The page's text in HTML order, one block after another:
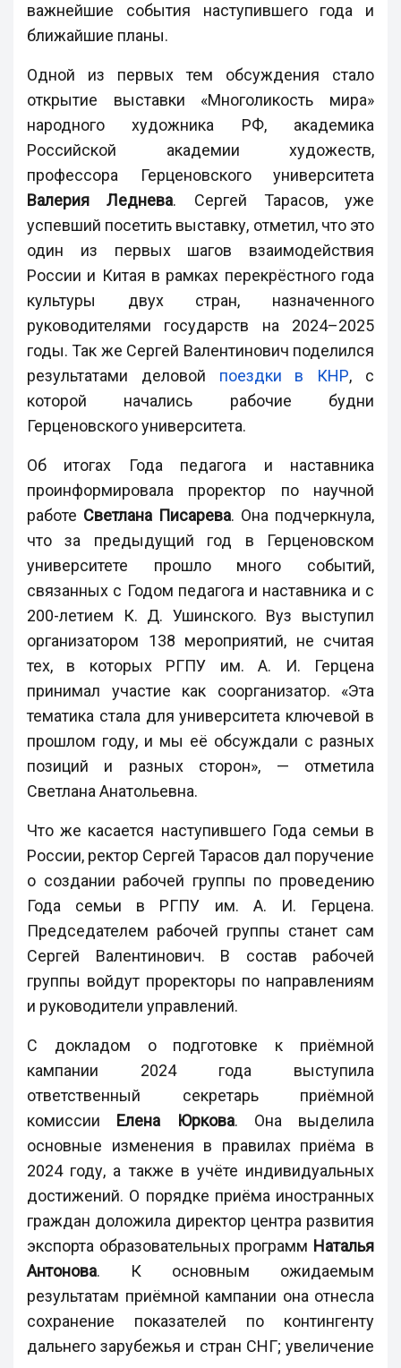
важнейшие события наступившего года и
ближайшие планы.
Одной из первых тем обсуждения стало
открытие выставки «Многоликость мира»
народного художника РФ, академика
Российской академии художеств,
профессора Герценовского университета
Валерия Леднева. Сергей Тарасов, уже
успевший посетить выставку, отметил, что это
один из первых шагов взаимодействия
России и Китая в рамках перекрёстного года
культуры двух стран, назначенного
руководителями государств на 2024–2025
годы. Так же Сергей Валентинович поделился
результатами деловой поездки в КНР, с
которой начались рабочие будни
Герценовского университета.
Об итогах Года педагога и наставника
проинформировала проректор по научной
работе Светлана Писарева. Она подчеркнула,
что за предыдущий год в Герценовском
университете прошло много событий,
связанных с Годом педагога и наставника и с
200-летием К. Д. Ушинского. Вуз выступил
организатором 138 мероприятий, не считая
тех, в которых РГПУ им. А. И. Герцена
принимал участие как соорганизатор. «Эта
тематика стала для университета ключевой в
прошлом году, и мы её обсуждали с разных
позиций и разных сторон», — отметила
Светлана Анатольевна.
Что же касается наступившего Года семьи в
России, ректор Сергей Тарасов дал поручение
о создании рабочей группы по проведению
Года семьи в РГПУ им. А. И. Герцена.
Председателем рабочей группы станет сам
Сергей Валентинович. В состав рабочей
группы войдут проректоры по направлениям
и руководители управлений.
С докладом о подготовке к приёмной
кампании 2024 года выступила
ответственный секретарь приёмной
комиссии Елена Юркова. Она выделила
основные изменения в правилах приёма в
2024 году, а также в учёте индивидуальных
достижений. О порядке приёма иностранных
граждан доложила директор центра развития
экспорта образовательных программ Наталья
Антонова. К основным ожидаемым
результатам приёмной кампании она отнесла
сохранение показателей по контингенту
дальнего зарубежья и стран СНГ; увеличение